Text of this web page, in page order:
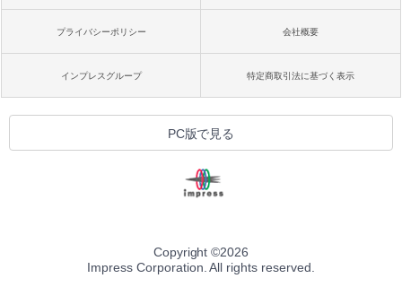
プライバシーポリシー 会社概要
インプレスグループ 特定商取引法に基づく表示
PC版で見る
Copyright ©2026
Impress Corporation. All rights reserved.